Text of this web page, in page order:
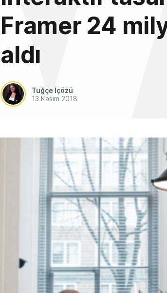
Framer 24
aldı
Tuğçe İçözü
13 Kasım 2018